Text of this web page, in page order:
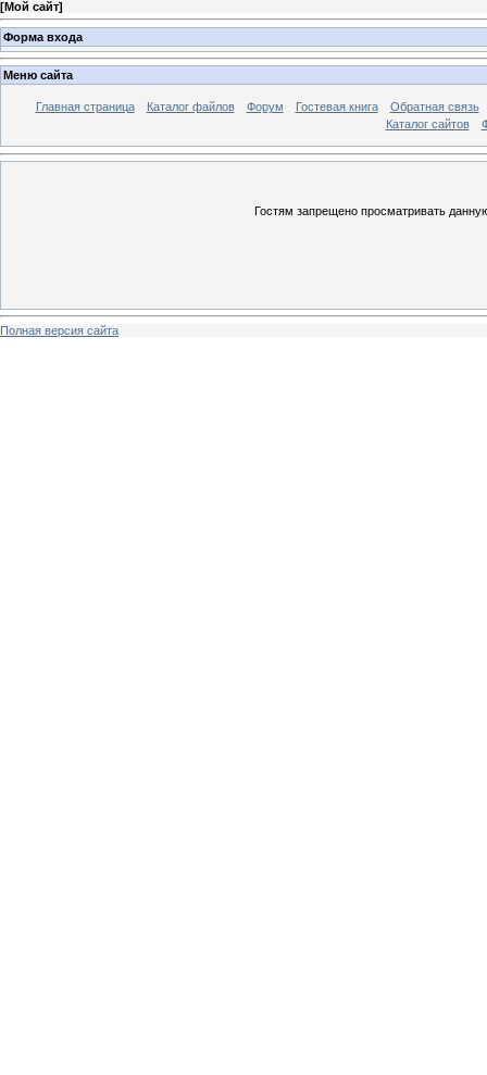
[Мой сайт]
Форма входа
Меню сайта
Главная страница Каталог файлов Форум Гостевая книга
Обратная связь
Каталог сайтов
Гостям запрещено просматривать
Полная версия сайта